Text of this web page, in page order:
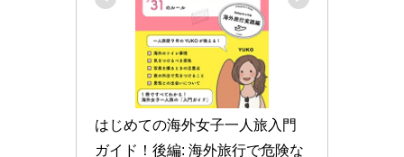
はじめての海外女子一人旅入門
ガイド！後編: 海外旅行で危険な